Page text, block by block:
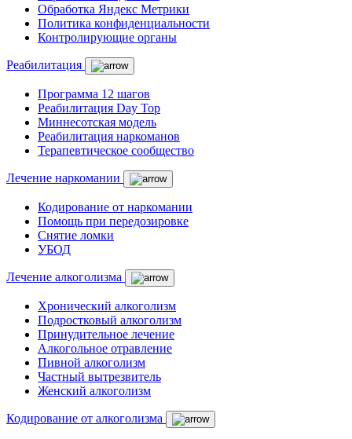
Обработка Яндекс Метрики
Политика конфиденциальности
Контролирующие органы
Реабилитация
Программа 12 шагов
Реабилитация Day Top
Миннесотская модель
Реабилитация наркоманов
Терапевтическое сообщество
Лечение наркомании
Кодирование от наркомании
Помощь при передозировке
Снятие ломки
УБОД
Лечение алкоголизма
Хронический алкоголизм
Подростковый алкоголизм
Принудительное лечение
Алкогольное отравление
Пивной алкоголизм
Частный вытрезвитель
Женский алкоголизм
Кодирование от алкоголизма